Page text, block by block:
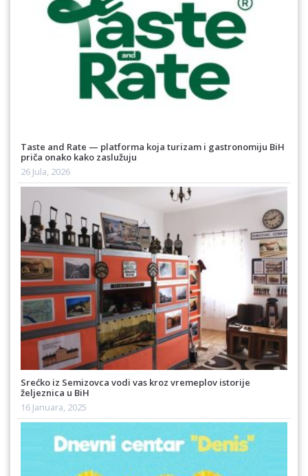
Taste and Rate — platforma koja turizam i gastronomiju BiH
priča onako kako zaslužuju
26 Jula, 2026
Srećko iz Semizovca vodi vas kroz vremeplov istorije
željeznica u BiH
16 Januara, 2025